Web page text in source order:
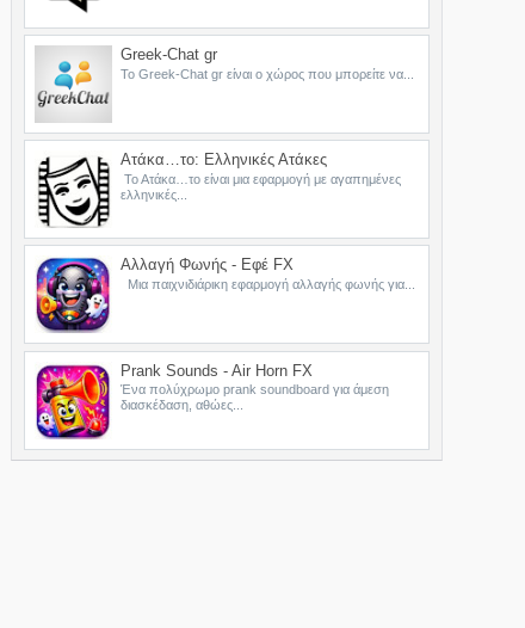
Greek-Chat gr
Το Greek-Chat gr είναι ο χώρος που μπορείτε να...
Ατάκα…το: Ελληνικές Ατάκες
Το Ατάκα…το είναι μια εφαρμογή με αγαπημένες
ελληνικές...
Αλλαγή Φωνής - Εφέ FX
Μια παιχνιδιάρικη εφαρμογή αλλαγής φωνής για...
Prank Sounds - Air Horn FX
Ένα πολύχρωμο prank soundboard για άμεση
διασκέδαση, αθώες...